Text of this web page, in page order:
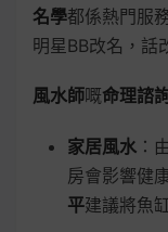
名學都係熱門服
明星BB改名，話
風水師嘅命理諮
家居風水 ：
房會影響健
平建議將魚